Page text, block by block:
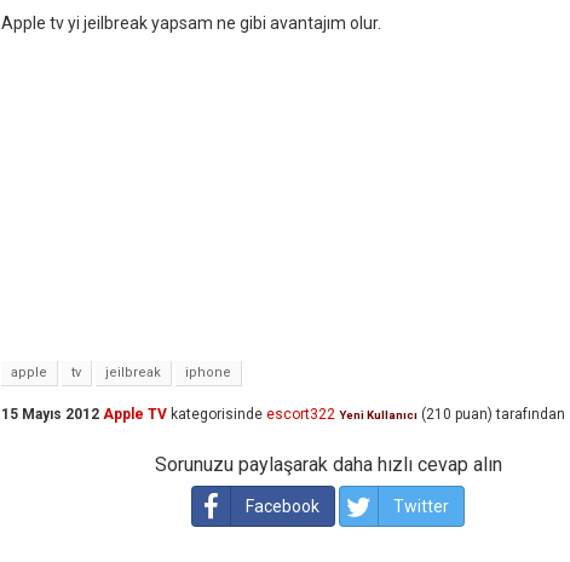
Apple tv yi jeilbreak yapsam ne gibi avantajım olur.
apple tv jeilbreak iphone
15 Mayıs 2012 Apple TV kategorisinde escort322 Yeni Kullanıcı (210 puan) tarafından
Sorunuzu paylaşarak daha hızlı cevap alın
Facebook Twitter